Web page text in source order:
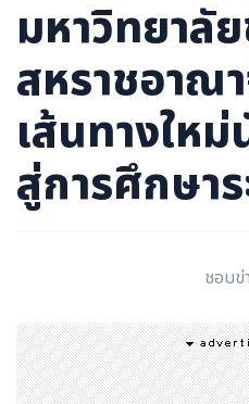
มหาวิทยาลั
สหราชอาณ
เส้นทางให
สู่การศึกษา
ชอบข่